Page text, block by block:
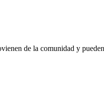
de la comunidad y